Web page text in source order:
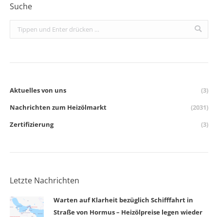
Suche
Search:
Aktuelles von uns
(3)
Nachrichten zum Heizölmarkt
(2031)
Zertifizierung
(3)
Letzte Nachrichten
Warten auf Klarheit bezüglich Schifffahrt in
Straße von Hormus – Heizölpreise legen wieder